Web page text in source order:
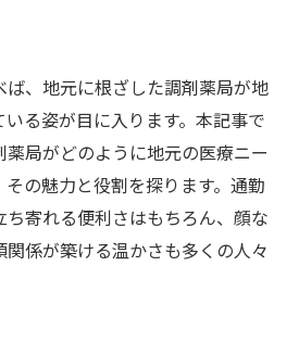
、地元に根ざした調剤薬局が地
る姿が目に入ります。本記事で
局がどのように地元の医療ニー
の魅力と役割を探ります。通勤
寄れる便利さはもちろん、顔な
関係が築ける温かさも多くの人々